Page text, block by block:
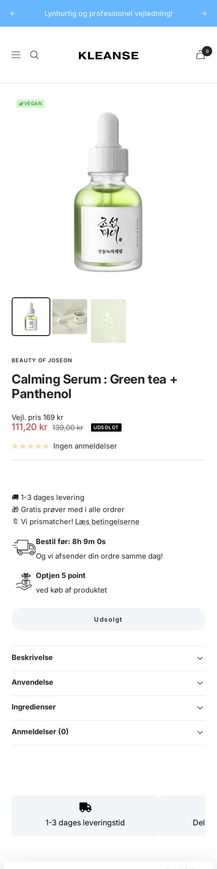
indhold
Forrige Lynhurtig og professionel vejledning!
Navigation
0
🌿VEGAN
BEAUTY OF JOSEON
Calming Serum : Green tea +
Panthenol
Vejl. pris 169 kr
Udsalgspris
111,20 kr Normalpris
139,00 kr UDSOLGT
Ingen anmeldelser
🚚 1-3 dages levering
🎁 Gratis prøver med i alle ordrer
🔖 Vi prismatcher! Læs betingelserne
Bestil før: 8h 9m 0s
Og vi afsender din ordre samme dag!
Optjen 5 point
ved køb af produktet
Udsolgt
Beskrivelse
Anvendelse
Ingredienser
Anmeldelser (0)
1-3 dages leveringstid Del